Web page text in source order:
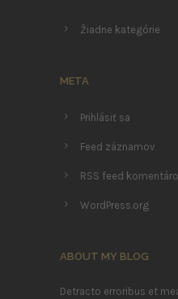
Žiadne kategórie
META
Prihlásiť sa
Feed záznamov
RSS feed
WordPress.org
ABOUT MY BLOG
Detracto erroribus et